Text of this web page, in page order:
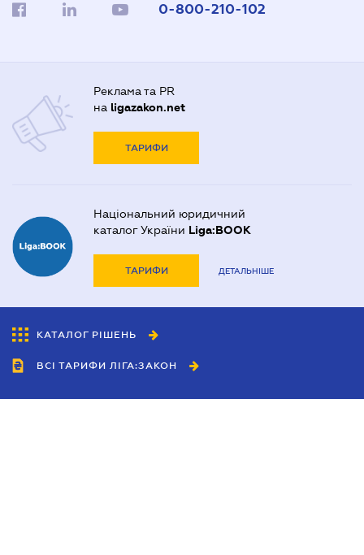
0-800-210-102
Реклама та PR
на ligazakon.net
ТАРИФИ
Національний юридичний
каталог України Liga:BOOK
ТАРИФИ ДЕТАЛЬНІШЕ
КАТАЛОГ РІШЕНЬ
ВСІ ТАРИФИ ЛІГА:ЗАКОН